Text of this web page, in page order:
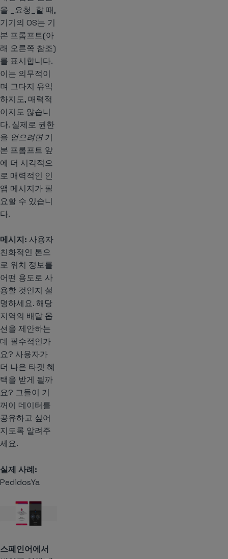
을 _요청_할 때,
기기의 OS는 기
본 프롬프트(아
래 오른쪽 참조)
를 표시합니다.
이는 의무적이
며 그다지 유익
하지도, 매력적
이지도 않습니
다. 실제로 권한
을 얻으려면기
본 프롬프트 앞
에 더 시각적으
로 매력적인 인
앱 메시지가 필
요할 수 있습니
다.
메시지: 사용자
친화적인 톤으
로 위치 정보를
어떤 용도로 사
용할 것인지 설
명하세요. 해당
지역의 배달 옵
션을 제안하는
데 필수적인가
요? 사용자가
더 나은 타겟 혜
택을 받게 될까
요? 그들이 기
꺼이 데이터를
공유하고 싶어
지도록 알려주
세요.
실제 사례:
PedidosYa
스페인어에서